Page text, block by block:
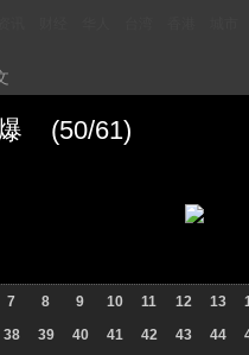
爆 (50/61)
7 8 9 10 11 12 13
38 39 40 41 42 43 44